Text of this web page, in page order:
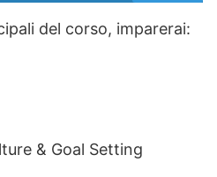
del corso, imparerai:
& Goal Setting